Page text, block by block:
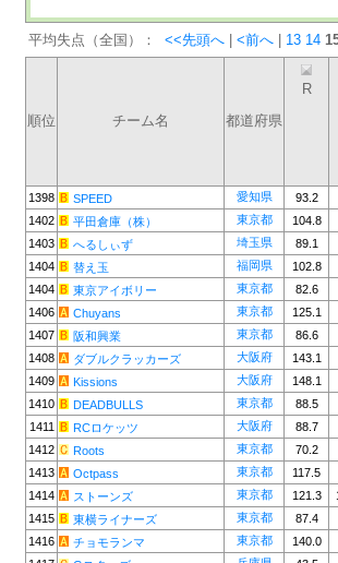
平均失点（全国）： <<先頭へ <前へ 13 14
順位 チーム名 都道府県
R
1398 SPEED 愛知県
93.2
1402
平田倉庫（株） 東京都
104.8
1403
へるしぃず 埼玉県
89.1
1404
替え玉 福岡県
102.8
1404
東京アイボリー 東京都
82.6
1406
Chuyans 東京都
125.1
1407
阪和興業 東京都
86.6
1408
ダブルクラッカーズ 大阪府
143.1
1409
Kissions 大阪府
148.1
1410
DEADBULLS 東京都
88.5
1411
RCロケッツ 大阪府
88.7
1412
Roots 東京都
70.2
1413
Octpass 東京都
117.5
1414
ストーンズ 東京都 121.3
1415
東横ライナーズ 東京都
87.4
1416
チョモランマ 東京都
140.0